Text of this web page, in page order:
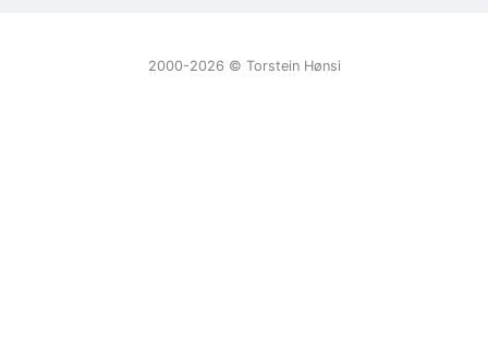
2000-2026 ©️ Torstein Hønsi